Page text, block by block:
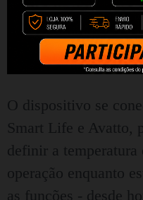
Controle
O dispositivo se
Smart Life e Avatto,
definir a
operação enquanto
as funções - desde